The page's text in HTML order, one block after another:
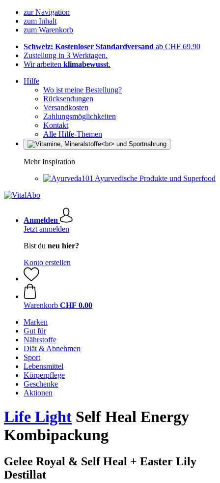
zur Navigation
zum Inhalt
zum Warenkorb
Schweiz: Kostenloser Standardversand ab CHF 69.90
Zustellung in 3 Werktagen.
Wir arbeiten klimabewusst.
Hilfe
Wo ist meine Bestellung?
Rücksendungen
Versandkosten
Zahlungsmöglichkeiten
Kontakt
Alle Hilfe-Themen
Mehr Inspiration
Ayurvedische Produkte und Superfood
Anmelden
Jetzt anmelden
Bist du neu hier?
Konto erstellen
Warenkorb CHF 0.00
Marken
Gut für
Nährstoffe
Diät & Abnehmen
Sport
Lebensmittel
Körperpflege
Geschenke
Aktionen
Life Light Self Heal Energy
Kombipackung
Gelee Royal & Self Heal + Easter Lily
Destillat